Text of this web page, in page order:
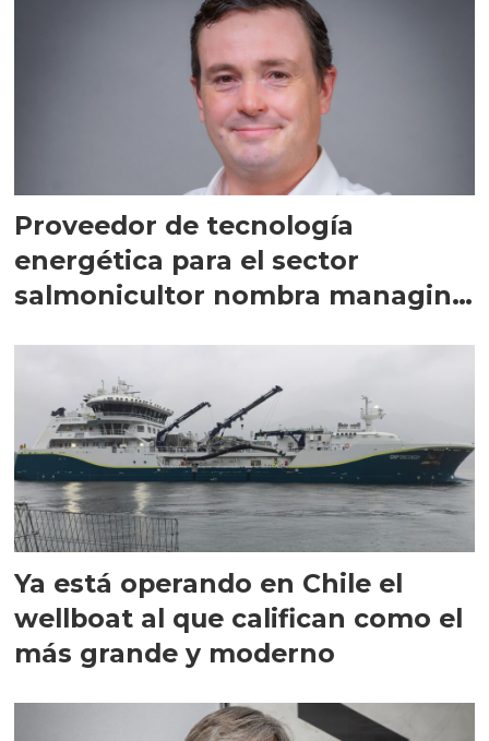
Proveedor de tecnología
energética para el sector
salmonicultor nombra managing
Ya está operando en Chile el
wellboat al que califican como el
más grande y moderno